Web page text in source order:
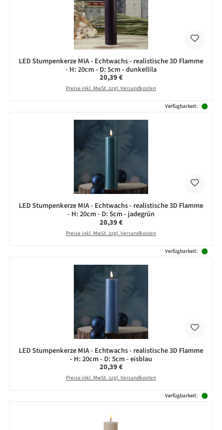
LED Stumpenkerze MIA - Echtwachs - realistische 3D Flamme
- H: 20cm - D: 5cm - dunkellila
Regulärer Preis:
20,39 €
Preise inkl. MwSt. zzgl. Versandkosten
Verfügbarkeit:
LED Stumpenkerze MIA - Echtwachs - realistische 3D Flamme
- H: 20cm - D: 5cm - jadegrün
Regulärer Preis:
20,39 €
Preise inkl. MwSt. zzgl. Versandkosten
Verfügbarkeit:
LED Stumpenkerze MIA - Echtwachs - realistische 3D Flamme
- H: 20cm - D: 5cm - eisblau
Regulärer Preis:
20,39 €
Preise inkl. MwSt. zzgl. Versandkosten
Verfügbarkeit: